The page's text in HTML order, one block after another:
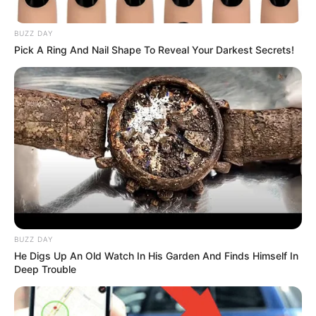
Kategóriák
Friss hírek
Művészek
Természet
Világ
BUZZ DAY
Pick A Ring And Nail Shape To Reveal Your Darkest Secrets!
BUZZ DAY
He Digs Up An Old Watch In His Garden And Finds Himself In
Deep Trouble